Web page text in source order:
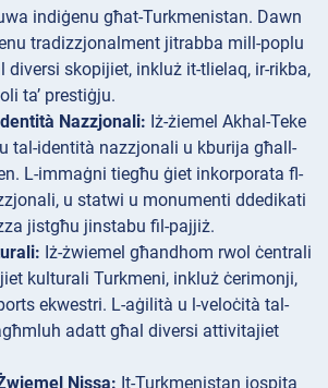
indiġenu għat-Turkmenistan. Dawn
tradizzjonalment jitrabba mill-poplu
diversi skopijiet, inkluż it-tlielaq, ir-rikba,
ta’ prestiġju.
Nazzjonali: Iż-żiemel Akhal-Teke
tal-identità nazzjonali u kburija għall-
L-immaġni tiegħu ġiet inkorporata fl-
u statwi u monumenti ddedikati
jistgħu jinstabu fil-pajjiż.
Iż-żwiemel għandhom rwol ċentrali
kulturali Turkmeni, inkluż ċerimonji,
ekwestri. L-aġilità u l-veloċità tal-
adatt għal diversi attivitajiet
Nissa: It-Turkmenistan jospita